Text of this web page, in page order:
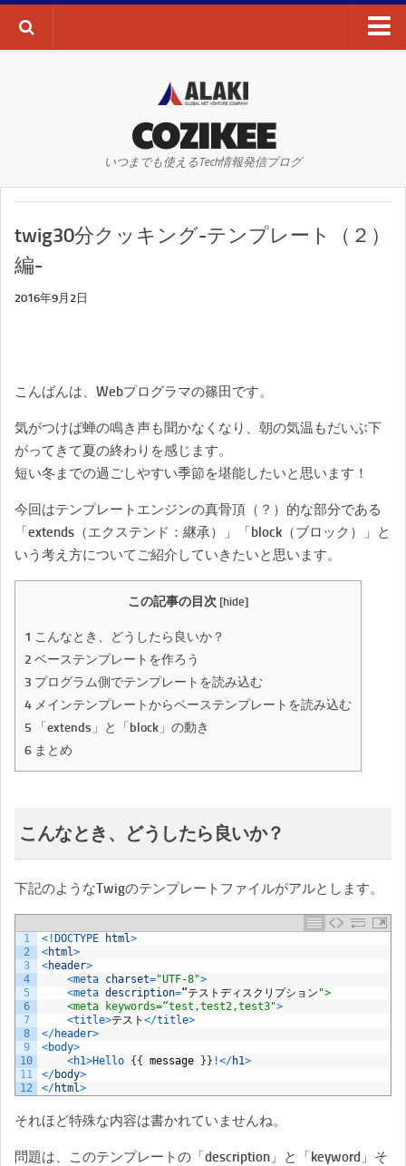
AI・ディープラーニング
WEBサイト
WEBマーケティング
SEO
SNS
COZIKEE
いつまでも使えるTech情報発信ブログ
twig30分クッキング-テンプレート（２）
編-
2016年9月2日
こんばんは、Webプログラマの篠田です。
気がつけば蝉の鳴き声も聞かなくなり、朝の気温もだいぶ下
がってきて夏の終わりを感じます。
短い冬までの過ごしやすい季節を堪能したいと思います！
今回はテンプレートエンジンの真骨頂（？）的な部分である
「extends（エクステンド：継承）」「block（ブロック）」と
いう考え方についてご紹介していきたいと思います。
この記事の目次 [hide]
1 こんなとき、どうしたら良いか？
2 ベーステンプレートを作ろう
3 プログラム側でテンプレートを読み込む
4 メインテンプレートからベーステンプレートを読み込む
5 「extends」と「block」の動き
6 まとめ
こんなとき、どうしたら良いか？
下記のようなTwigのテンプレートファイルがアルとします。
1
2
3
4
5
6
7
8
9
10
11
12
< ! DOCTYPE html>
<html>
<header>
<meta charset="UTF-8">
<meta description=“テストディスクリプション ">
<meta keywords=“test,test2,test3">
<title>テスト </title>
</header>
<body>
<h1>Hello { { message } } !</h1>
</body>
</html>
それほど特殊な内容は書かれていませんね。
問題は、このテンプレートの「description」と「keyword」そ